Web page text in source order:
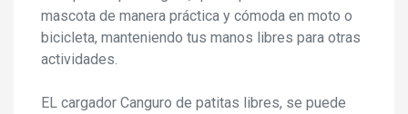
mascota de manera práctica y cómoda en moto o
bicicleta, manteniendo tus manos libres para otras
actividades.
EL cargador Canguro de patitas libres, se puede